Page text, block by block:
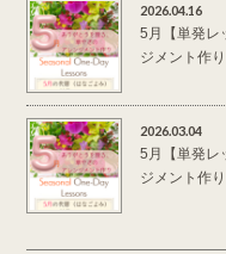
2026.04.16
5月【単発レ
ジメント作り
2026.03.04
5月【単発レ
ジメント作り